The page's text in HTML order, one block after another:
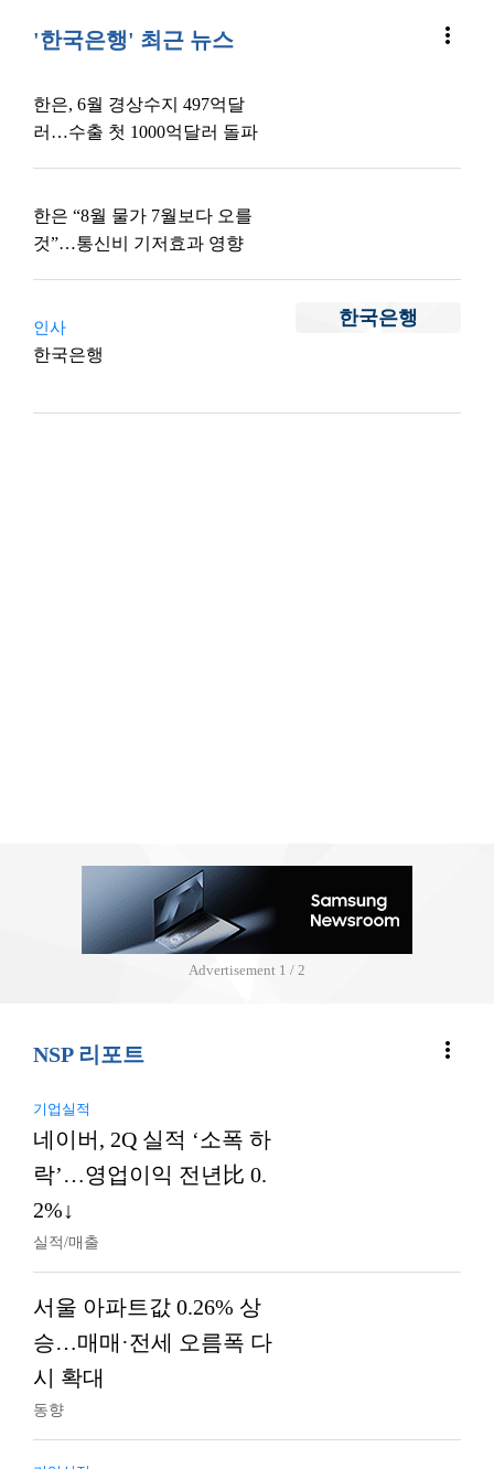
'한국은행' 최근 뉴스 more_vert
한은, 6월 경상수지 497억달
러…수출 첫 1000억달러 돌파
한은 “8월 물가 7월보다 오를
것”…통신비 기저효과 영향
한국은행
인사
한국은행
Advertisement 2 / 2
NSP 리포트 more_vert
기업실적
네이버, 2Q 실적 ‘소폭 하
락’…영업이익 전년比 0.
2%↓
실적/매출
서울 아파트값 0.26% 상
승…매매·전세 오름폭 다
시 확대
동향